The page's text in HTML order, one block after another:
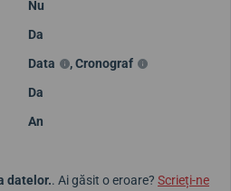
Nu
Da
Data ,Cronograf
Da
An
datelor.. Ai găsit o eroare? Scrieți-ne